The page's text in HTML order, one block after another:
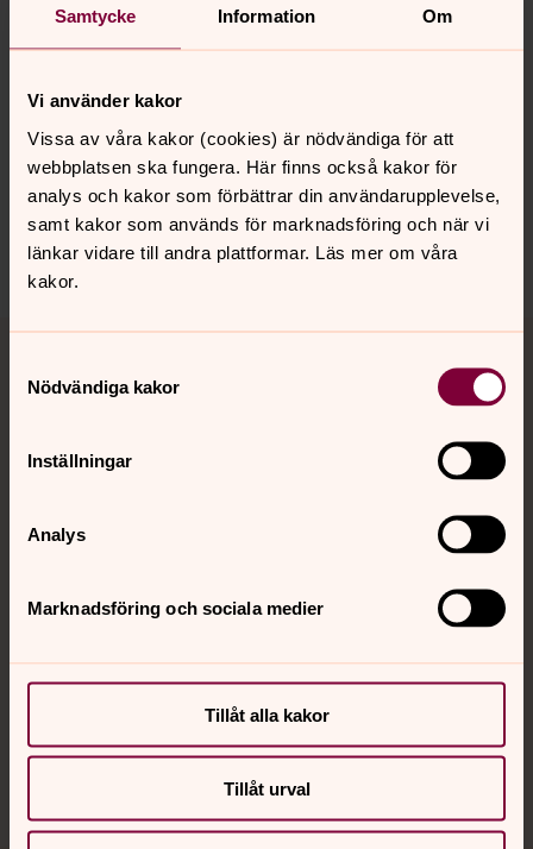
Samtycke Information Om
Vi använder kakor
Vissa av våra kakor (cookies) är nödvändiga för att
webbplatsen ska fungera. Här finns också kakor för
analys och kakor som förbättrar din användarupplevelse,
samt kakor som används för marknadsföring och när vi
länkar vidare till andra plattformar. Läs mer om våra
kakor.
Nödvändiga kakor
Inställningar
Analys
Marknadsföring och sociala medier
Tillåt alla kakor
Tillåt urval
Synpunkter eller frågor på sidans
innehåll?
vilhelmina.forsamling@svenskakyrkan.se
Dela
Tillbaka till toppen
Tillbaka till innehållet
Kontakt
Kalender
Hitta snabbt